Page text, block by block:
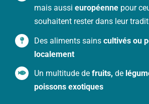
mais aussieuropéenne pour
souhaitent rester dans leur
Des aliments sains cultivés ou
localement
Un multitude defruits, de
poissons exotiques